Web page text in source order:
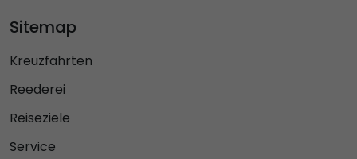
Sitemap
Kreuzfahrten
Reederei
Reiseziele
Service